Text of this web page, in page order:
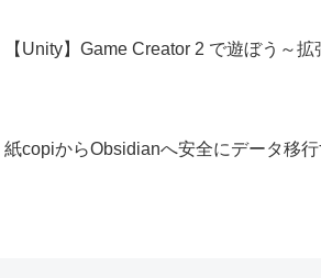
【Unity】Game Creator 2 で遊ぼう～
紙copiからObsidianへ安全にデータ移